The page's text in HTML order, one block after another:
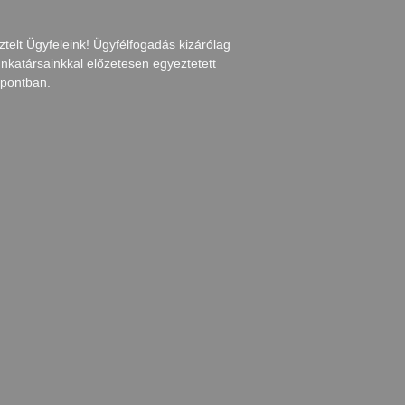
Ügyfeleink! Ügyfélfogadás kizárólag
előzetesen egyeztetett